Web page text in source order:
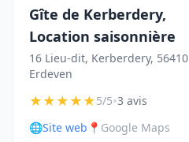
Gîte de Kerberdery,
Location saisonnière
16 Lieu-dit, Kerberdery, 56410
Erdeven
★★★★★5/5•3 avis
🌐Site web 📍 Google Maps